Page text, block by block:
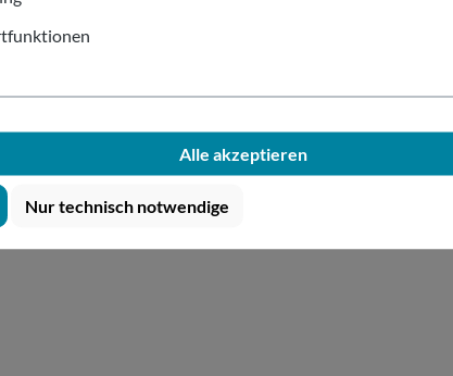
Alle akzeptieren
Nur technisch notwendige